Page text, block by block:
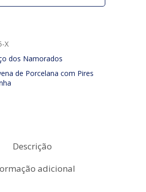
X
dos Namorados
de Porcelana com Pires
Descrição
adicional